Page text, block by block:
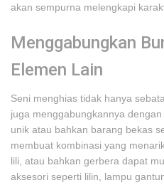
akan sempurna melengkapi
Menggabungkan
Elemen Lain
Seni menghias tidak hanya
juga menggabungkannya
unik atau bahkan barang bekas
membuat kombinasi yang
lili, atau bahkan gerbera dapat
aksesori seperti lilin, lampu